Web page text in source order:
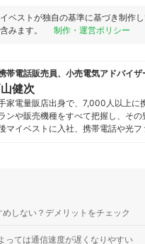
ベストが独自の基準に基づき制作し
みます。
制作・運営ポリシー
帯電話販売員、小売電気アドバイ
健次
家電量販店出身で、7,000人以上に
ンや販売機種をすべて把握し、そ
マイベストに入社、携帯電話や光
しない？デメリットをチェック
っては通信速度が遅くなりやすい